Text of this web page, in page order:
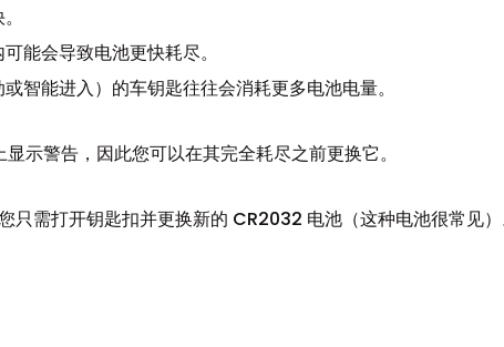
能会导致电池更快耗尽。
智能进入）的车钥匙往往会消耗更多电池电量。
示警告，因此您可以在其完全耗尽之前更换它。
需打开钥匙扣并更换新的 CR2032 电池（这种电池很常见）